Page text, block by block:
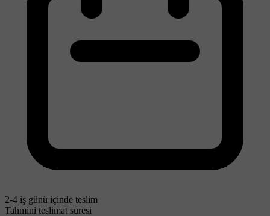
2-4 iş günü içinde teslim
Tahmini teslimat süresi